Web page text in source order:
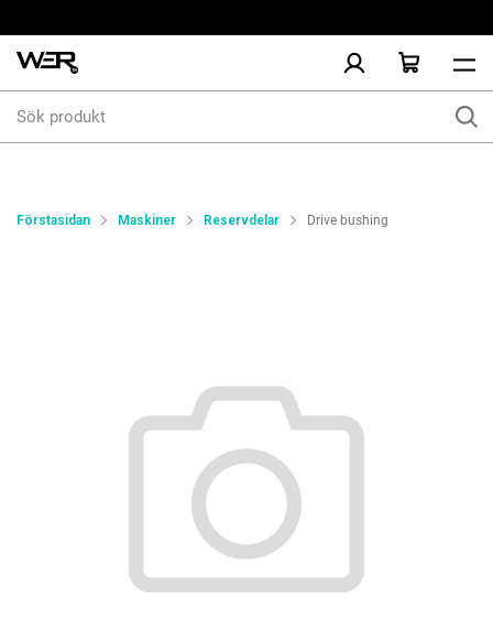
produkt
Förstasidan Maskiner Reservdelar Drive bushing